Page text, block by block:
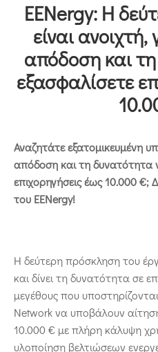
EENergy: Η
είναι ανοιχτή,
απόδοση και
εξασφαλίσετε
Αναζητάτε εξατομικευμένη
απόδοση και τη δυνατότητα
επιχορηγήσεις έως 10.000 €;
του EENergy!
Η δεύτερη πρόσκληση του
και δίνει τη δυνατότητα σε
μεγέθους που
Network να υποβάλουν
10.000 € με πλήρη κάλυψη
υλοποίηση βελτιώσεων